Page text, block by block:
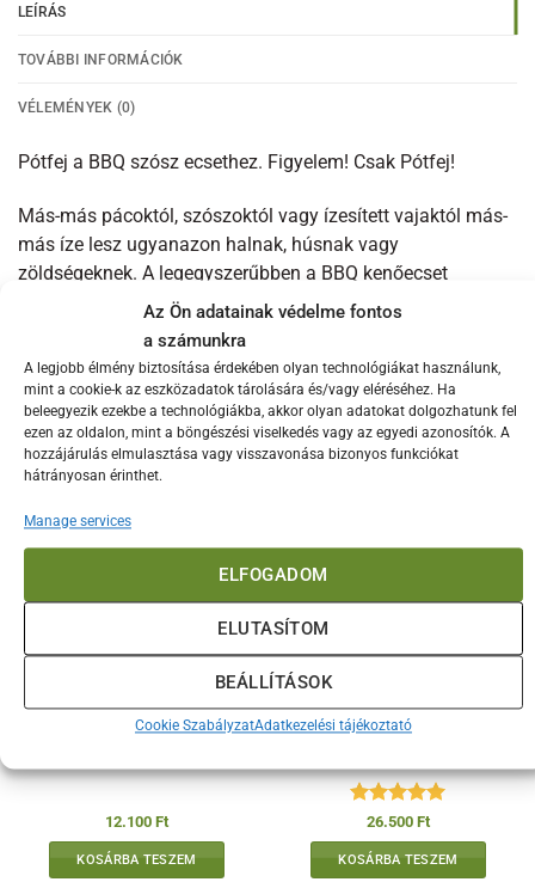
Az Ön adatainak védelme fontos
a számunkra
A legjobb élmény biztosítása érdekében olyan technológiákat használunk,
mint a cookie-k az eszközadatok tárolására és/vagy eléréséhez. Ha
beleegyezik ezekbe a technológiákba, akkor olyan adatokat dolgozhatunk fel
ezen az oldalon, mint a böngészési viselkedés vagy az egyedi azonosítók. A
hozzájárulás elmulasztása vagy visszavonása bizonyos funkciókat
hátrányosan érinthet.
Manage services
ELFOGADOM
ELUTASÍTOM
BEÁLLÍTÁSOK
Cookie SzabályzatAdatkezelési tájékoztató
LEÍRÁS
TOVÁBBI INFORMÁCIÓK
VÉLEMÉNYEK (0)
Pótfej a BBQ szósz ecsethez. Figyelem! Csak Pótfej!
Más-más pácoktól, szószoktól vagy ízesített vajaktól más-
más íze lesz ugyanazon halnak, húsnak vagy
zöldségeknek. A legegyszerűbben a BBQ kenőecset
segítségével ízesítheti ételeit akár sütés közben is. A
mutatós fanyélről eltávolítható a pamutecset, így ez
könnyedén megtisztítható.
Érdekelhetnek még…
Ooni prémium keményfa
12.100 Ft
KOSÁRBA TESZEM
Looftlighter grillgyújtó és
Értékelés:
/ 5
26.500 Ft
KOSÁRBA TESZEM